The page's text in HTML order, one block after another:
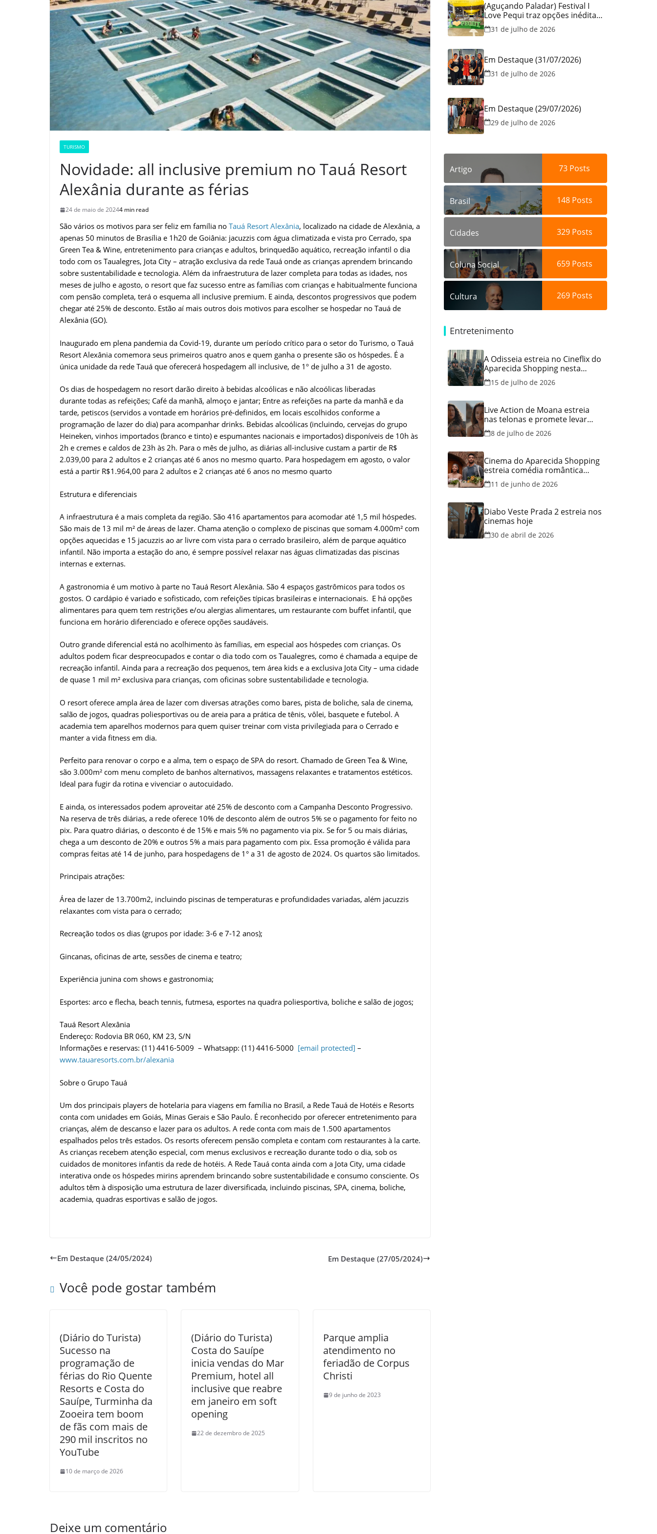
TURISMO
Novidade: all inclusive premium no Tauá Resort
Alexânia durante as férias
24 de maio de 20244 min read
São vários os motivos para ser feliz em família no Tauá Resort Alexânia, localizado na cidade de Alexânia, a
apenas 50 minutos de Brasília e 1h20 de Goiânia: jacuzzis com água climatizada e vista pro Cerrado, spa
Green Tea & Wine, entretenimento para crianças e adultos, brinquedão aquático, recreação infantil o dia
todo com os Taualegres, Jota City – atração exclusiva da rede Tauá onde as crianças aprendem brincando
sobre sustentabilidade e tecnologia. Além da infraestrutura de lazer completa para todas as idades, nos
meses de julho e agosto, o resort que faz sucesso entre as famílias com crianças e habitualmente funciona
com pensão completa, terá o esquema all inclusive premium. E ainda, descontos progressivos que podem
chegar até 25% de desconto. Estão aí mais outros dois motivos para escolher se hospedar no Tauá de
Alexânia (GO).
Inaugurado em plena pandemia da Covid-19, durante um período crítico para o setor do Turismo, o Tauá
Resort Alexânia comemora seus primeiros quatro anos e quem ganha o presente são os hóspedes. É a
única unidade da rede Tauá que oferecerá hospedagem all inclusive, de 1º de julho a 31 de agosto.
Os dias de hospedagem no resort darão direito à bebidas alcoólicas e não alcoólicas liberadas
durante todas as refeições; Café da manhã, almoço e jantar; Entre as refeições na parte da manhã e da
tarde, petiscos (servidos a vontade em horários pré-definidos, em locais escolhidos conforme a
programação de lazer do dia) para acompanhar drinks. Bebidas alcoólicas (incluindo, cervejas do grupo
Heineken, vinhos importados (branco e tinto) e espumantes nacionais e importados) disponíveis de 10h às
2h e cremes e caldos de 23h às 2h. Para o mês de julho, as diárias all-inclusive custam a partir de R$
2.039,00 para 2 adultos e 2 crianças até 6 anos no mesmo quarto. Para hospedagem em agosto, o valor
está a partir R$1.964,00 para 2 adultos e 2 crianças até 6 anos no mesmo quarto
Estrutura e diferenciais
A infraestrutura é a mais completa da região. São 416 apartamentos para acomodar até 1,5 mil hóspedes.
São mais de 13 mil m² de áreas de lazer. Chama atenção o complexo de piscinas que somam 4.000m² com
opções aquecidas e 15 jacuzzis ao ar livre com vista para o cerrado brasileiro, além de parque aquático
infantil. Não importa a estação do ano, é sempre possível relaxar nas águas climatizadas das piscinas
internas e externas.
A gastronomia é um motivo à parte no Tauá Resort Alexânia. São 4 espaços gastrômicos para todos os
gostos. O cardápio é variado e sofisticado, com refeições típicas brasileiras e internacionais. E há opções
alimentares para quem tem restrições e/ou alergias alimentares, um restaurante com buffet infantil, que
funciona em horário diferenciado e oferece opções saudáveis.
Outro grande diferencial está no acolhimento às famílias, em especial aos hóspedes com crianças. Os
adultos podem ficar despreocupados e contar o dia todo com os Taualegres, como é chamada a equipe de
recreação infantil. Ainda para a recreação dos pequenos, tem área kids e a exclusiva Jota City – uma cidade
de quase 1 mil m² exclusiva para crianças, com oficinas sobre sustentabilidade e tecnologia.
O resort oferece ampla área de lazer com diversas atrações como bares, pista de boliche, sala de cinema,
salão de jogos, quadras poliesportivas ou de areia para a prática de tênis, vôlei, basquete e futebol. A
academia tem aparelhos modernos para quem quiser treinar com vista privilegiada para o Cerrado e
manter a vida fitness em dia.
Perfeito para renovar o corpo e a alma, tem o espaço de SPA do resort. Chamado de Green Tea & Wine,
são 3.000m² com menu completo de banhos alternativos, massagens relaxantes e tratamentos estéticos.
Ideal para fugir da rotina e vivenciar o autocuidado.
E ainda, os interessados podem aproveitar até 25% de desconto com a Campanha Desconto Progressivo.
Na reserva de três diárias, a rede oferece 10% de desconto além de outros 5% se o pagamento for feito no
pix. Para quatro diárias, o desconto é de 15% e mais 5% no pagamento via pix. Se for 5 ou mais diárias,
chega a um desconto de 20% e outros 5% a mais para pagamento com pix. Essa promoção é válida para
compras feitas até 14 de junho, para hospedagens de 1° a 31 de agosto de 2024. Os quartos são limitados.
Principais atrações:
Área de lazer de 13.700m2, incluindo piscinas de temperaturas e profundidades variadas, além jacuzzis
relaxantes com vista para o cerrado;
Recreação todos os dias (grupos por idade: 3-6 e 7-12 anos);
Gincanas, oficinas de arte, sessões de cinema e teatro;
Experiência junina com shows e gastronomia;
Esportes: arco e flecha, beach tennis, futmesa, esportes na quadra poliesportiva, boliche e salão de jogos;
Tauá Resort Alexânia
Endereço: Rodovia BR 060, KM 23, S/N
Informações e reservas: (11) 4416-5009 – Whatsapp: (11) 4416-5000 [email protected] –
www.tauaresorts.com.br/alexania
Sobre o Grupo Tauá
Um dos principais players de hotelaria para viagens em família no Brasil, a Rede Tauá de Hotéis e Resorts
conta com unidades em Goiás, Minas Gerais e São Paulo. É reconhecido por oferecer entretenimento para
crianças, além de descanso e lazer para os adultos. A rede conta com mais de 1.500 apartamentos
espalhados pelos três estados. Os resorts oferecem pensão completa e contam com restaurantes à la carte.
As crianças recebem atenção especial, com menus exclusivos e recreação durante todo o dia, sob os
cuidados de monitores infantis da rede de hotéis. A Rede Tauá conta ainda com a Jota City, uma cidade
interativa onde os hóspedes mirins aprendem brincando sobre sustentabilidade e consumo consciente. Os
adultos têm à disposição uma estrutura de lazer diversificada, incluindo piscinas, SPA, cinema, boliche,
academia, quadras esportivas e salão de jogos.
Em Destaque (24/05/2024) Em Destaque (27/05/2024)
Você pode gostar também
(Diário do Turista)
Sucesso na
programação de
férias do Rio Quente
Resorts e Costa do
Sauípe, Turminha da
Zooeira tem boom
de fãs com mais de
290 mil inscritos no
YouTube
10 de março de 2026
(Diário do Turista)
Costa do Sauípe
inicia vendas do Mar
Premium, hotel all
inclusive que reabre
em janeiro em soft
opening
22 de dezembro de 2025
Parque amplia
atendimento no
feriadão de Corpus
Christi
9 de junho de 2023
Deixe um comentário
(Aguçando Paladar) Festival I
Love Pequi traz opções inéditas
de pratos e atrações gratuitas
no fim de semana dos Pais em
31 de julho de 2026
Em Destaque (31/07/2026)
31 de julho de 2026
Em Destaque (29/07/2026)
29 de julho de 2026
Artigo 73 Posts
Brasil 148Posts
Cidades 329Posts
Coluna Social 659Posts
Cultura 269Posts
Entretenimento
A Odisseia estreia no Cineflix do
Aparecida Shopping nesta
quinta, 16
15 de julho de 2026
Live Action de Moana estreia
nas telonas e promete levar
aventura e emoção ao Cineflix
do Aparecida Shopping
8 de julho de 2026
Cinema do Aparecida Shopping
estreia comédia romântica
ambientada na Itália, hoje e
lança promoção para o Dia dos
11 de junho de 2026
Diabo Veste Prada 2 estreia nos
cinemas hoje
30 de abril de 2026